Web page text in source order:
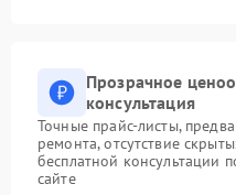
Прозрачное
консультация
Точные прайс-листы,
ремонта, отсутствие
бесплатной консультации
сайте